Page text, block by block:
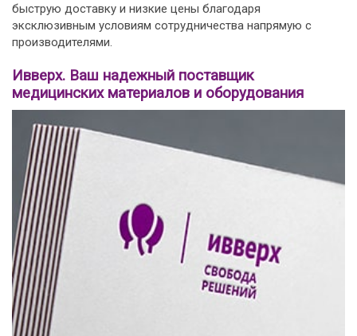
быструю доставку и низкие цены благодаря
эксклюзивным условиям сотрудничества напрямую с
производителями.
Ивверх. Ваш надежный поставщик
медицинских материалов и оборудования